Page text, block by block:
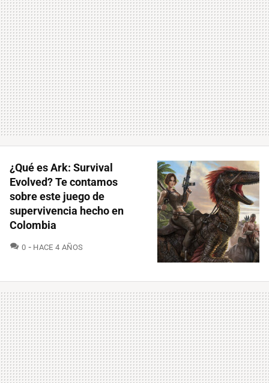
¿Qué es Ark: Survival
Evolved? Te contamos
sobre este juego de
supervivencia hecho en
Colombia
0 COMENTARIOS
HACE 4 AÑOS